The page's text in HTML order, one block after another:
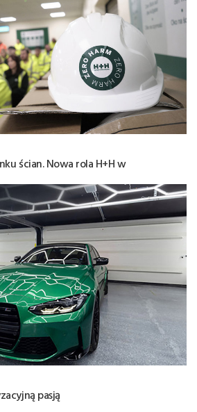
ścian. Nowa rola H+H w
pasją